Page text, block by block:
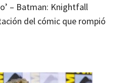
– Batman: Knightfall
del cómic que rompió